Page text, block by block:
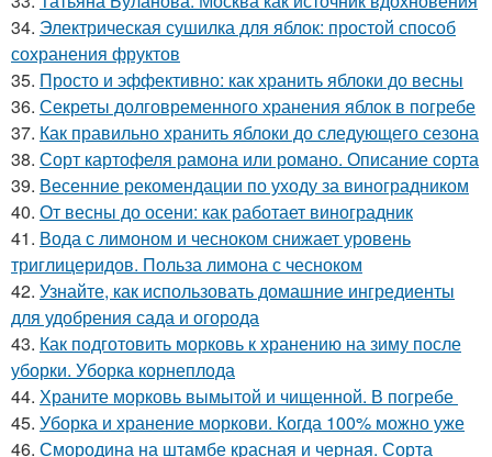
34. Электрическая сушилка для яблок: простой способ
сохранения фруктов
35. Просто и эффективно: как хранить яблоки до весны
36. Секреты долговременного хранения яблок в погребе
37. Как правильно хранить яблоки до следующего сезона
38. Сорт картофеля рамона или романо. Описание сорта
39. Весенние рекомендации по уходу за виноградником
40. От весны до осени: как работает виноградник
41. Вода с лимоном и чесноком снижает уровень
триглицеридов. Польза лимона с чесноком
42. Узнайте, как использовать домашние ингредиенты
для удобрения сада и огорода
43. Как подготовить морковь к хранению на зиму после
уборки. Уборка корнеплода
44. Храните морковь вымытой и чищенной. В погребе
45. Уборка и хранение моркови. Когда 100% можно уже
46. Смородина на штамбе красная и черная. Сорта